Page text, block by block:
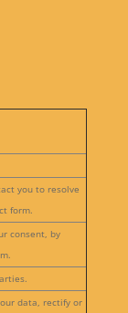
you to resolve
form.
consent, by
data, rectify or